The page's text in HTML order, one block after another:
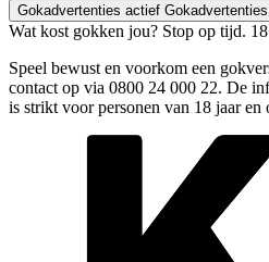
Gokadvertenties actief
Wat kost gokken jou? Stop op tijd.
Speel bewust en voorkom een
contact op via 0800 24 000 22. De
is strikt voor personen van 18 jaar en